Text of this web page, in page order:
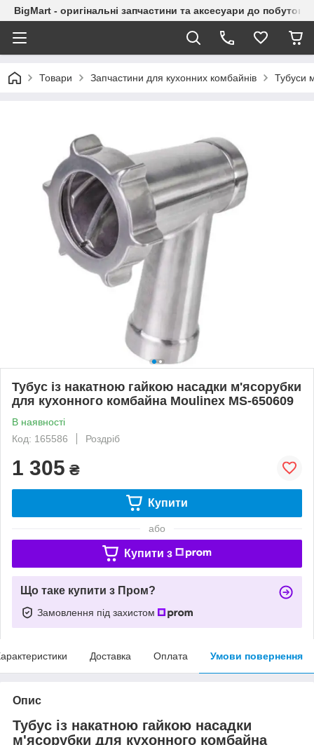
BigMart - оригінальні запчастини та аксесуари до побутової
Товари Запчастини для кухонних комбайнів Тубуси
Тубус із накатною гайкою насадки м'ясорубки
для кухонного комбайна Moulinex MS-650609
В наявності
Код: 165586
Роздріб
1 305 ₴
Купити
або
Купити з
Що таке купити з Пром?
Замовлення під захистом
Доставка Оплата Умови повернення
Опис
Тубус із накатною гайкою насадки
м'ясорубки для кухонного комбайна